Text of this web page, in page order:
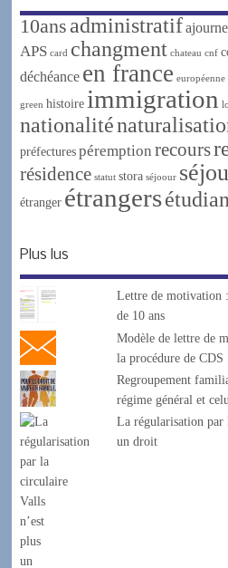
10ans administratif
APS card changment chateau cnf
déchéance en france européenne
green histoire immigration
nationalité
préfectures péremption recours
résidence statut stora séjoour
étranger étrangers
Plus lus
Lettre de motivation
de 10 ans
Modèle de lettre de
la procédure de CDS
Regroupement
régime général et
La régularisation par
un droit